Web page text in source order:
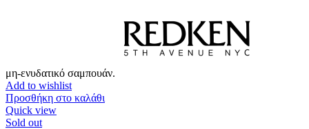
μη-ενυδατικό σαμπουάν.
Add to wishlist
Προσθήκη στο καλάθι
Quick view
Sold out